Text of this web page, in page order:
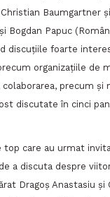
Baumgartner
Bogdan Papuc
discuțiile foarte
organizațiile de
colaborarea, precum
discutate în cinci
care au urmat
a discuta despre
Dragoș Anastasiu și